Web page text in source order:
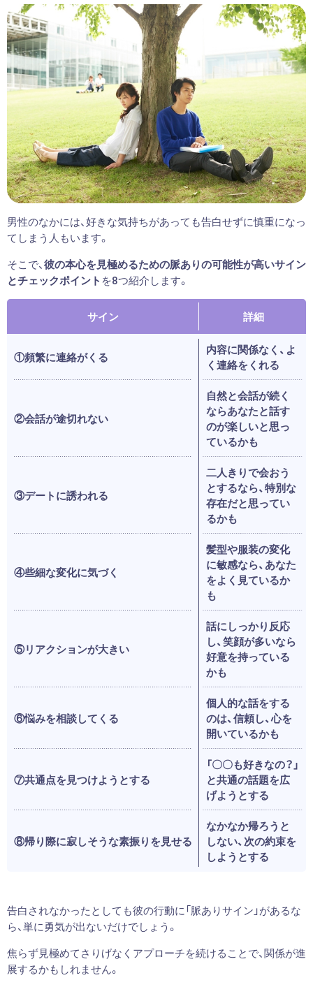
男性のなかには、好きな気持ちがあっても告白せずに慎重になっ
てしまう人もいます。
そこで、彼の本心を見極めるための脈ありの可能性が高いサイン
とチェックポイント を8つ紹介します。
サイン 詳細
①頻繁に連絡がくる
内容に関係なく、よ
く連絡をくれる
②会話が途切れない
自然と会話が続く
ならあなたと話す
のが楽しいと思っ
ているかも
③デートに誘われる
二人きりで会おう
とするなら、特別な
存在だと思ってい
るかも
④些細な変化に気づく
髪型や服装の変化
に敏感なら、あなた
をよく見ているか
も
⑤リアクションが大きい
話にしっかり反応
し、笑顔が多いなら
好意を持っている
かも
⑥悩みを相談してくる
個人的な話をする
のは、信頼し、心を
開いているかも
⑦共通点を見つけようとする
「〇〇も好きなの？」
と共通の話題を広
げようとする
⑧帰り際に寂しそうな素振りを見せる
なかなか帰ろうと
しない、次の約束を
しようとする
告白されなかったとしても彼の行動に「脈ありサイン」があるな
ら、単に勇気が出ないだけでしょう。
焦らず見極めてさりげなくアプローチを続けることで、関係が進
展するかもしれません。